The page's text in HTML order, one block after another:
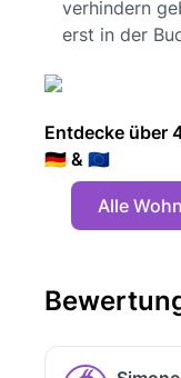
verhindern
erst in der
Entdecke über
🇩🇪 & 🇪🇺
Alle